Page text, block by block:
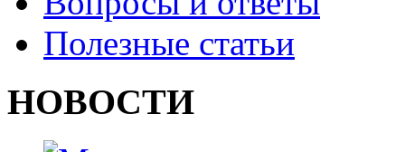
Полезные статьи
НОВОСТИ